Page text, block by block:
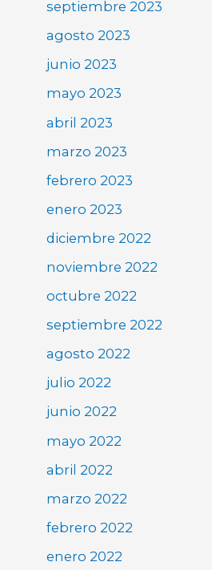
septiembre 2023
agosto 2023
junio 2023
mayo 2023
abril 2023
marzo 2023
febrero 2023
enero 2023
diciembre 2022
noviembre 2022
octubre 2022
septiembre 2022
agosto 2022
julio 2022
junio 2022
mayo 2022
abril 2022
marzo 2022
febrero 2022
enero 2022